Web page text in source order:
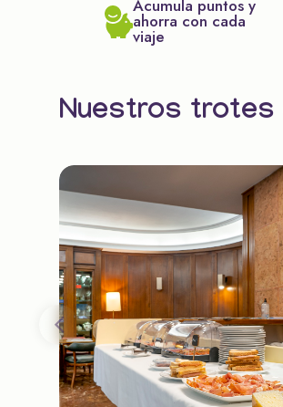
Acumula puntos y
ahorra con cada
viaje
Nuestros trotes